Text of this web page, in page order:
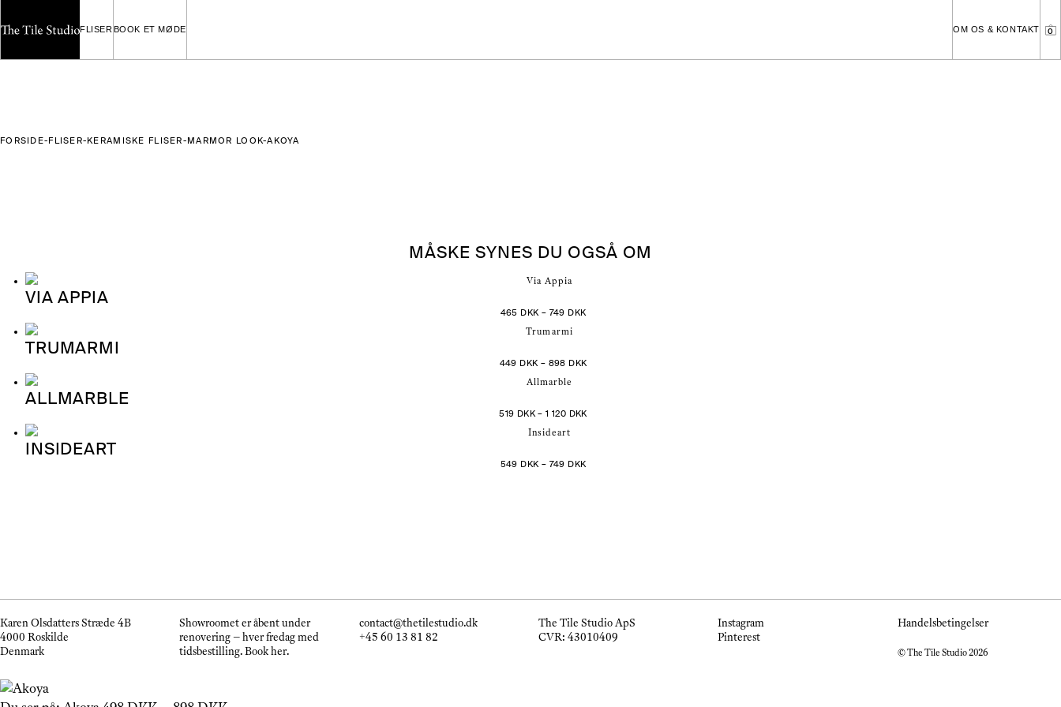
til
til
FLISERBOOK ET MØDE OM OS & KONTAKT 0
FORSIDE-FLISER-KERAMISKE FLISER-MARMOR LOOK-AKOYA
MÅSKE SYNES DU OGSÅ OM
VIA APPIA
465 DKK – 749 DKKPRISINTERVAL:
TRUMARMI
449 DKK – 898 DKKPRISINTERVAL:
ALLMARBLE
519 DKK – 1 120 DKKPRISINTERVAL:
INSIDEART
549 DKK – 749 DKKPRISINTERVAL:
Karen Olsdatters Stræde 4B
4000 Roskilde
Denmark
Showroomet er åbent under
renovering – hver fredag med
tidsbestilling.Book her.
contact@thetilestudio.dk
+45 60 13 81 82
The Tile Studio ApS
CVR: 43010409
Instagram
Pinterest
Handelsbetingelser
© The Tile Studio 2026